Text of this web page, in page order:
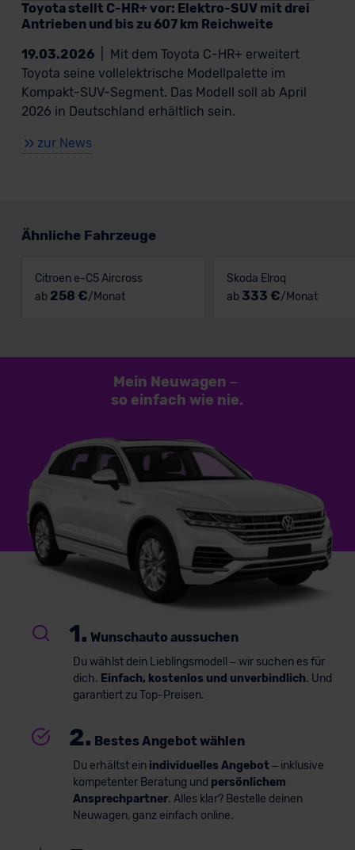
Toyota stellt C-HR+ vor: Elektro-SUV mit drei
Antrieben und bis zu 607 km Reichweite
19.03.2026
Mit dem Toyota C-HR+ erweitert
Toyota seine vollelektrische Modellpalette im
Kompakt-SUV-Segment. Das Modell soll ab April
2026 in Deutschland erhältlich sein.
zur News
Ähnliche Fahrzeuge
Citroen e-C5 Aircross
ab 258 €/Monat
Skoda Elroq
ab 333 €/Monat
Mein Neuwagen –
so einfach wie nie.
1. Wunschauto aussuchen
Du wählst dein Lieblingsmodell – wir suchen es für
dich. Einfach, kostenlos und unverbindlich. Und
garantiert zu Top-Preisen.
2. Bestes Angebot wählen
Du erhältst ein individuelles Angebot – inklusive
kompetenter Beratung und persönlichem
Ansprechpartner. Alles klar? Bestelle deinen
Neuwagen, ganz einfach online.